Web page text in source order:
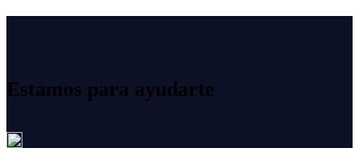
Estamos para ayudarte